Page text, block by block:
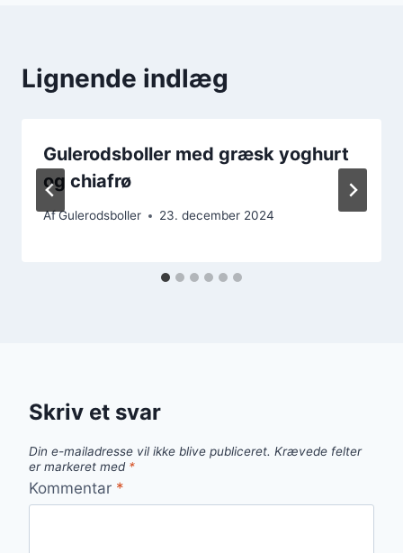
Lignende indlæg
Gulerodsboller med græsk yoghurt
og chiafrø
AfGulerodsboller 23. december 2024
Skriv et svar
Din e-mailadresse vil ikke blive publiceret. Krævede felter
er markeret med *
Kommentar *